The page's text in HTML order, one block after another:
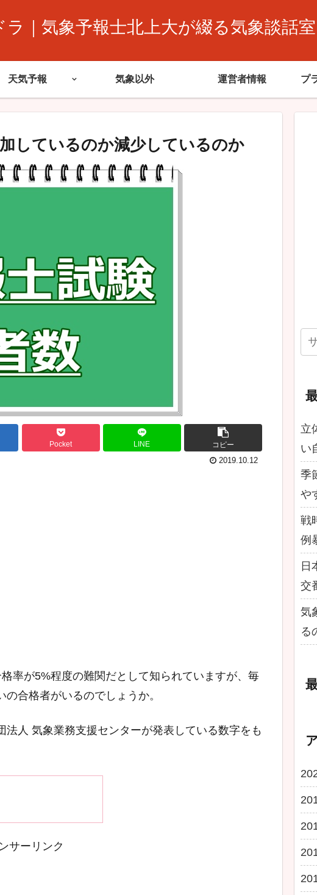
ラ｜気象予報士北上大が綴る気象談話室
天気予報 気象以外 運営者情報 プ
しているのか減少しているのか
Pocket LINE
コピー
2019.10.12
率が5%程度の難関だとして知られていますが、毎
合格者がいるのでしょうか。
人 気象業務支援センターが発表している数字をも
サーリンク
立
い
季
や
戦
例
日
交
気
る